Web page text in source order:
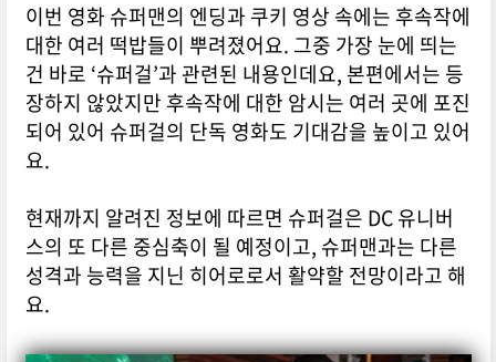
이번 영화 슈퍼맨의 엔딩과 쿠키 영상 속에는 후속작에
대한 여러 떡밥들이 뿌려졌어요. 그중 가장 눈에 띄는
건 바로 ‘슈퍼걸’과 관련된 내용인데요, 본편에서는 등
장하지 않았지만 후속작에 대한 암시는 여러 곳에 포진
되어 있어 슈퍼걸의 단독 영화도 기대감을 높이고 있어
요.
현재까지 알려진 정보에 따르면 슈퍼걸은 DC 유니버
스의 또 다른 중심축이 될 예정이고, 슈퍼맨과는 다른
성격과 능력을 지닌 히어로로서 활약할 전망이라고 해
요.